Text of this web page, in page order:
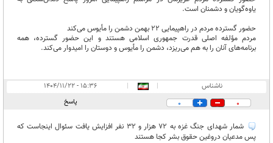
یاوه‌گویان و دشمنان است.
حضور گسترده مردم در راهپیمایی ۲۲ بهمن دشمن را مأیوس می‌کند
مردم مؤلفه اصلی قدرت جمهوری اسلامی هستند و این حضور گسترده، همه
برنامه‌های آنان را به هم می‌ریزد، دشمن را مأیوس و دوستان را امیدوار می‌کند.
ناشناس |
|
۱۵:۳۶ - ۱۴۰۴/۱۱/۲۲
0
0 پاسخ
شمار شهدای جنگ غزه به ۷۲ هزار و ۳۲ نفر افزایش یافت سئوال اینجاست که
پس مدعیان دروغین حقوق بشر کجا هستند